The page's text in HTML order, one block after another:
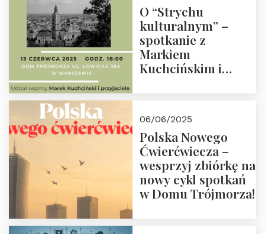
O “Strychu
kulturalnym” –
spotkanie z
Markiem
Kuchcińskim i
18:00
06/06/2025
Polska Nowego
Ćwierćwiecza –
wesprzyj zbiórkę na
nowy cykl spotkań
w Domu Trójmorza!